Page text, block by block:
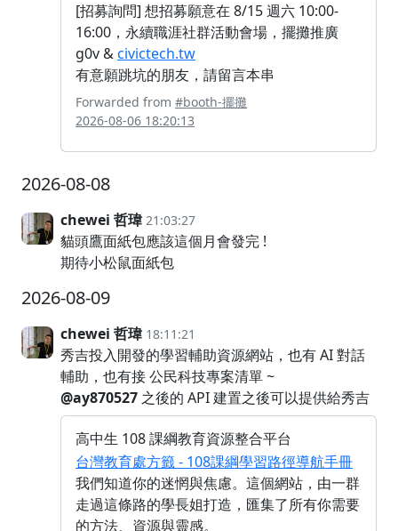
[招募詢問] 想招募願意在 8/15 週六 10:00-
16:00，永續職涯社群活動會場，擺攤推廣
g0v &civictech.tw
有意願跳坑的朋友，請留言本串
Forwarded from #booth-擺攤
2026-08-06 18:20:13
2026-08-08
chewei 哲瑋 21:03:27
貓頭鷹面紙包應該這個月會發完 !
期待小松鼠面紙包
2026-08-09
chewei 哲瑋 18:11:21
秀吉投入開發的學習輔助資源網站，也有 AI 對話
輔助，也有接 公民科技專案清單 ~
@ay870527 之後的 API 建置之後可以提供給秀吉
高中生 108 課綱教育資源整合平台
台灣教育處方籤 - 108課綱學習路徑導航手冊
我們知道你的迷惘與焦慮。這個網站，由一群
走過這條路的學長姐打造，匯集了所有你需要
的方法、資源與靈感。